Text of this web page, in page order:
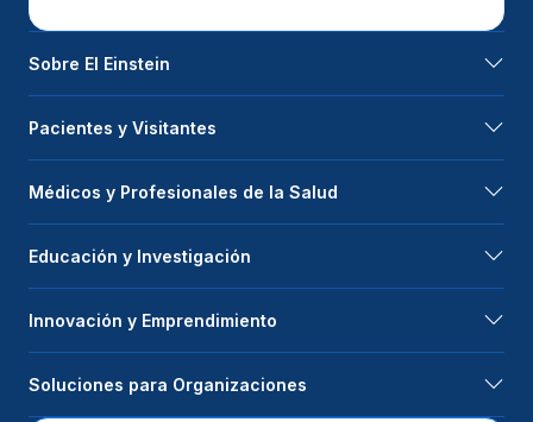
Sobre El Einstein
Pacientes y Visitantes
Médicos y Profesionales de la Salud
Educación y Investigación
Innovación y Emprendimiento
Soluciones para Organizaciones